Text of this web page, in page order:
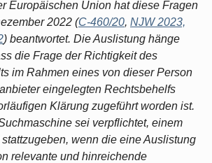
Europäischen Union hat diese Fragen
2022 (C-460/20, NJW 2023,
) beantwortet. Die Auslistung hänge
die Frage der Richtigkeit des
im Rahmen eines von dieser Person
eingelegten Rechtsbehelfs
Klärung zugeführt worden ist.
sei verpflichtet, einem
wenn die eine Auslistung
relevante und hinreichende